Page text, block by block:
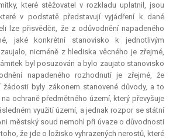
které stěžovatel v rozkladu uplatnil, jsou
v podstatě představují vyjádření k dané
lze přisvědčit, že z odůvodnění napadeného
jaké konkrétní stanovisko k jednotlivým
nicméně z hlediska věcného je zřejmé,
byl posuzován a bylo zaujato stanovisko
napadeného rozhodnutí je zřejmé, že
byly zákonem stanovené důvody, a to
ochraně předmětného území, který převyšuje
využití území, a jednak rozpor se státní
městský soud nemohl při úvaze o důvodnosti
že jde o ložisko vyhrazených nerostů, které